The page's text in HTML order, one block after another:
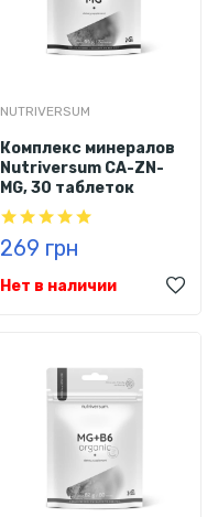
NUTRIVERSUM
Комплекс минералов
Nutriversum CA-ZN-
MG, 30 таблеток
269 грн
Нет в наличии